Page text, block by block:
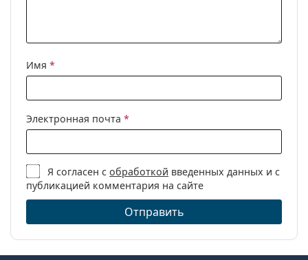
Имя *
Электронная почта *
Я согласен собработкой введенных данных и с
публикацией комментария на сайте
Отправить